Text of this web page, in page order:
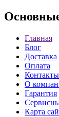
Главная
Блог
Доставка
Оплата
Контакты
О
Гарантия
Карта